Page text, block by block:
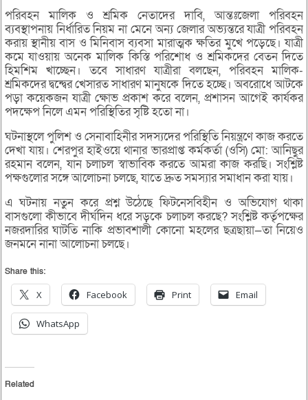
পরিবহন মালিক ও শ্রমিক নেতাদের দাবি, আন্তঃজেলা পরিবহন
ব্যবস্থাপনায় নির্ধারিত নিয়ম না মেনে অন্য জেলার অভ্যন্তরে যাত্রী পরিবহন
করায় স্থানীয় বাস ও মিনিবাস ব্যবসা মারাত্মক ক্ষতির মুখে পড়েছে। যাত্রী
কমে যাওয়ায় অনেক মালিক কিস্তি পরিশোধ ও শ্রমিকদের বেতন দিতে
হিমশিম খাচ্ছেন। তবে সাধারণ যাত্রীরা বলছেন, পরিবহন মালিক-
শ্রমিকদের দ্বন্দ্বের খেসারত সাধারণ মানুষকে দিতে হচ্ছে। অবরোধে আটকে
পড়া কয়েকজন যাত্রী ক্ষোভ প্রকাশ করে বলেন, প্রশাসন আগেই কার্যকর
পদক্ষেপ নিলে এমন পরিস্থিতির সৃষ্টি হতো না।
‎ঘটনাস্থলে পুলিশ ও সেনাবাহিনীর সদস্যদের পরিস্থিতি নিয়ন্ত্রণে কাজ করতে
দেখা যায়। শেরপুর হাইওয়ে থানার ভারপ্রাপ্ত কর্মকর্তা (ওসি) মো: আনিছুর
রহমান বলেন, যান চলাচল স্বাভাবিক করতে আমরা কাজ করছি। সংশ্লিষ্ট
পক্ষগুলোর সঙ্গে আলোচনা চলছে, যাতে দ্রুত সমস্যার সমাধান করা যায়।
এ ঘটনায় নতুন করে প্রশ্ন উঠেছে ফিটনেসবিহীন ও অভিযোগ থাকা
বাসগুলো কীভাবে দীর্ঘদিন ধরে সড়কে চলাচল করছে? সংশ্লিষ্ট কর্তৃপক্ষের
নজরদারির ঘাটতি নাকি প্রভাবশালী কোনো মহলের ছত্রছায়া—তা নিয়েও
জনমনে নানা আলোচনা চলছে।
Share this:
X Facebook Print Email
WhatsApp
Related